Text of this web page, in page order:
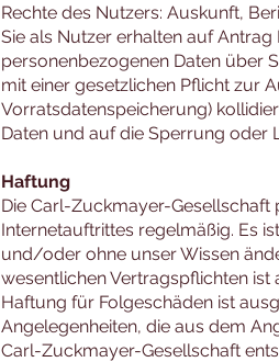
Rechte des Nutzers: Auskunft,
Sie als Nutzer erhalten auf
personenbezogenen Daten über
mit einer gesetzlichen Pflicht zur
Vorratsdatenspeicherung)
Daten und auf die Sperrung oder
Haftung
Die Carl-Zuckmayer-
Internetauftrittes regelmäßig. Es
und/oder ohne unser Wissen
wesentlichen Vertragspflichten
Haftung für Folgeschäden ist
Angelegenheiten, die aus dem
Carl-Zuckmayer-Gesellschaft